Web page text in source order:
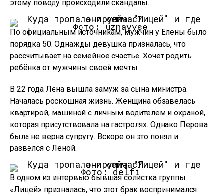
этому поводу происходили скандалы.
Фото: uznayvse
По официальным источникам, мужчин у Елены было
порядка 50. Однажды девушка призналась, что
рассчитывает на семейное счастье. Хочет родить
ребёнка от мужчины своей мечты.
В 22 года Лена вышла замуж за сына министра.
Началась роскошная жизнь. Женщина обзавелась
квартирой, машиной с личным водителем и охраной,
которая присутствовала на гастролях. Однако Перова
была не верна супругу. Вскоре он это понял и
развёлся с Леной.
Фото: delfi
В одном из интервью бывшая солистка группы
«Лицей» призналась, что этот брак воспринимался